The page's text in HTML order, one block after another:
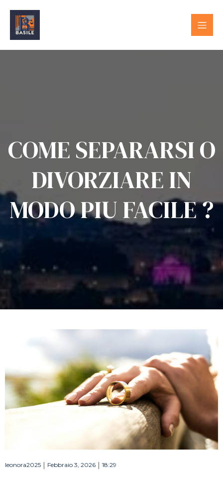
COME SEPARARSI O
DIVORZIARE IN
MODO PIU FACILE ?
leonora2025 | Febbraio 3, 2026 | 18:29